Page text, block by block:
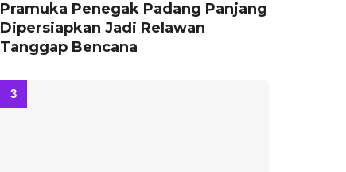
Pramuka Penegak Padang Panjang
Dipersiapkan Jadi Relawan
Tanggap Bencana